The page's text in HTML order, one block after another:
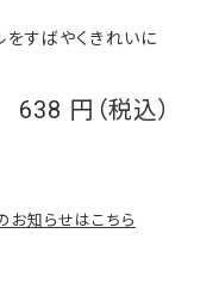
638
をすばやくきれいに
お知らせはこちら